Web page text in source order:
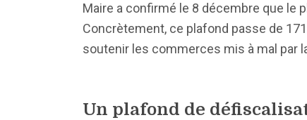
Maire a confirmé le 8 décembre que le
Concrètement, ce plafond passe de
soutenir les commerces mis à mal par
Un plafond de